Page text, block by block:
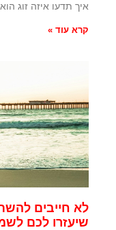
איך תדעו איזה זוג הוא
קרא עוד »
לא חייבים
שיעזרו לכם